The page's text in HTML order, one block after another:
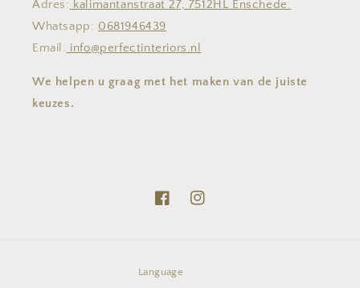
Adres: kalimantanstraat 27, 7512HL Enschede.
Whatsapp: 0681946439
Email: info@perfectinteriors.nl
We helpen u graag met het maken van de juiste
keuzes.
FacebookInstagram
Language